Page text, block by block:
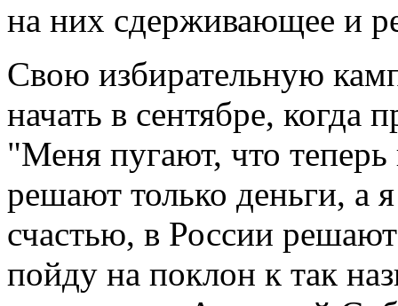
на них сдерживающее и
Свою избирательную
начать в сентябре, когда
"Меня пугают, что
решают только деньги, а
счастью, в России
пойду на поклон к так